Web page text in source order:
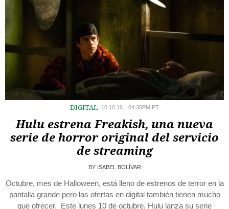
DIGITAL 10.10.16 | 04:38PM PT
Hulu estrena Freakish, una nueva
serie de horror original del servicio
de streaming
BY ISABEL BOLÍVAR
Octubre, mes de Halloween, está lleno de estrenos de terror en la
pantalla grande pero las ofertas en digital también tienen mucho
que ofrecer. Este lunes 10 de octubre, Hulu lanza su serie